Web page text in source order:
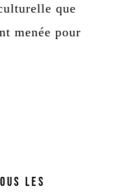
que
menée pour
les